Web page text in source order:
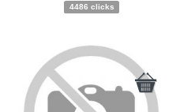
4486 clicks